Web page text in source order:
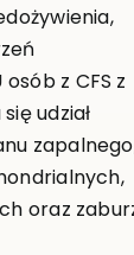
z CFS z
udział
oraz